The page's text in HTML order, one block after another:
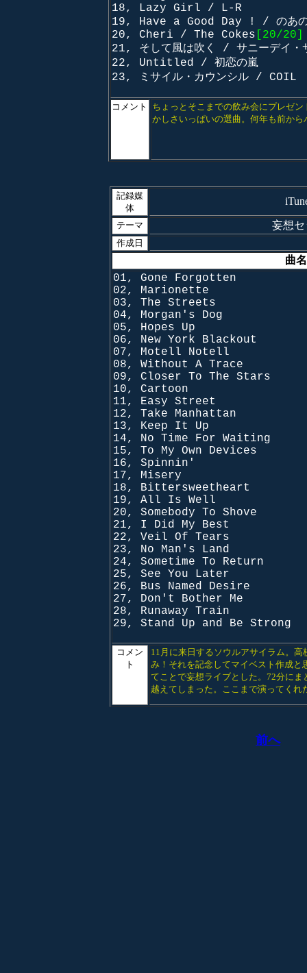
18, Lazy Girl / L-R
19, Have a Good Day ! / のあ
20, Cheri / The Cokes [20/20]
21, そして風は吹く / サニーデイ・
22, Untitled / 初恋の嵐
23, ミサイル・カウンシル / COIL
コメント
ちょっとそこまでの飲み会にプレゼ
かしさいっぱいの選曲。何年も前か
記録媒
体
テーマ 妄想セ
作成日
曲
01, Gone Forgotten
02, Marionette
03, The Streets
04, Morgan's Dog
05, Hopes Up
06, New York Blackout
07, Motell Notell
08, Without A Trace
09, Closer To The Stars
10, Cartoon
11, Easy Street
12, Take Manhattan
13, Keep It Up
14, No Time For Waiting
15, To My Own Devices
16, Spinnin'
17, Misery
18, Bittersweetheart
19, All Is Well
20, Somebody To Shove
21, I Did My Best
22, Veil Of Tears
23, No Man's Land
24, Sometime To Return
25, See You Later
26, Bus Named Desire
27, Don't Bother Me
28, Runaway Train
29, Stand Up and Be Strong
コメン
ト
11月に来日するソウルアサイラム。
み！それを記念してマイベスト作成
てことで妄想ライブとした。72分に
越えてしまった。ここまで演ってくれ
前へ